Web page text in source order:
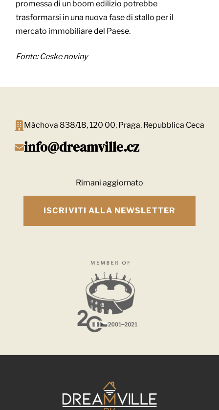
promessa di un boom edilizio potrebbe
trasformarsi in una nuova fase di stallo per il
mercato immobiliare del Paese.
Fonte:Ceske noviny
Máchova 838/18, 120 00, Praga, Repubblica Ceca
info@dreamville.cz
Rimani aggiornato
ISCRIVITI ALLA NEWSLETTER